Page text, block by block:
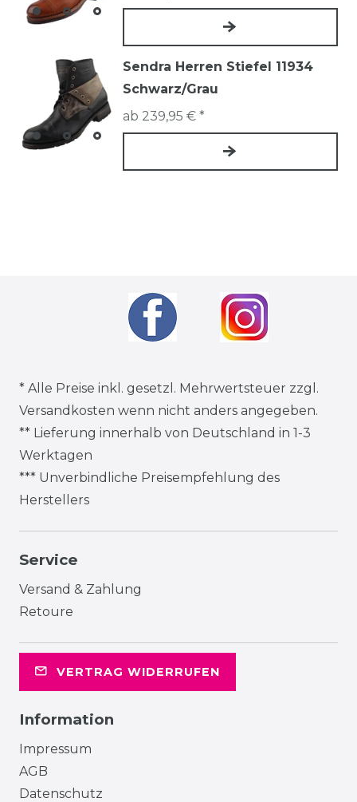
Sendra Herren Stiefel 11934
Schwarz/Grau
ab 239,95 € *
* Alle Preise inkl. gesetzl. Mehrwertsteuer zzgl.
Versandkosten wenn nicht anders angegeben.
** Lieferung innerhalb von Deutschland in 1-3
Werktagen
*** Unverbindliche Preisempfehlung des
Herstellers
Service
Versand & Zahlung
Retoure
VERTRAG WIDERRUFEN
Information
Impressum
AGB
Datenschutz